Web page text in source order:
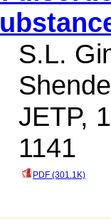
S.L.
JETP,
1141
PDF (301.1K)